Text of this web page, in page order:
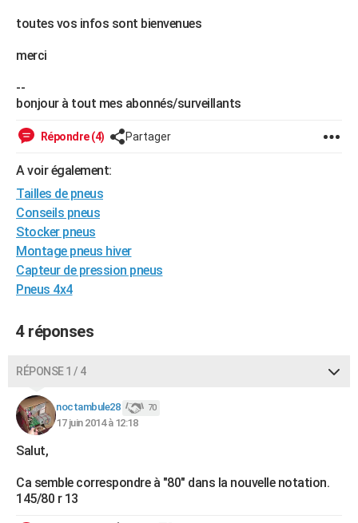
GUIDES D'ACHAT
BONS PLANS
CARTE DE VOEUX
Carte de Noël
Carte Bonne année
Carte Saint-Valentin
Carte Pâques
Carte d'anniversaire
DICTIONNAIRE
Dictionnaire
Biographies
Citations
Expressions
Proverbes
PROGRAMME TV
COPAINS D'AVANT
S'inscrire
Se connecter
Lycées
Collèges
Primaires
Universités
Entreprises
Service militaire
Avis de recherche
AVIS DE DÉCÈS
FORUM
toutes vos infos sont bienvenues
merci
--
bonjour à tout mes abonnés/surveillants
Répondre (4) Partager
A voir également:
Tailles de pneus
Conseils pneus
Stocker pneus
Montage pneus hiver
Capteur de pression pneus
Pneus 4x4
4 réponses
RÉPONSE 1 / 4
noctambule28 70
17 juin 2014 à 12:18
Salut,
Ca semble correspondre à "80" dans la nouvelle notation.
145/80 r 13